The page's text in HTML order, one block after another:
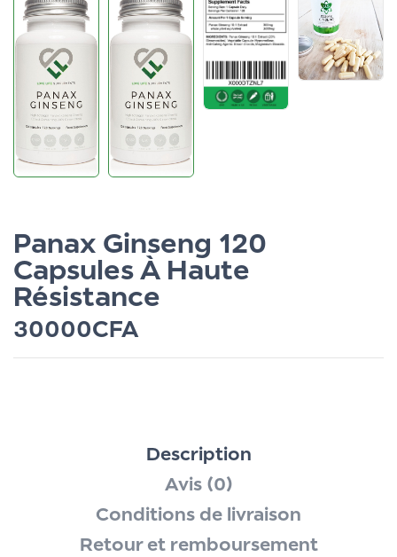
Panax Ginseng 120
Capsules À Haute
Résistance
30000CFA
Description
Avis (0)
Conditions de livraison
Retour et remboursement